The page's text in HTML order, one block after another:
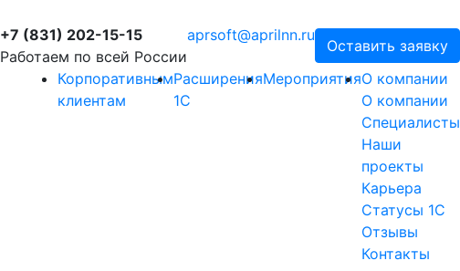
+7 (831) 202-15-15
Работаем по всей России
aprsoft@aprilnn.ru
Оставить заявку
Корпоративным
клиентам
Расширения
1С
МероприятияО компании
О компании
Специалисты
Наши
проекты
Карьера
Статусы 1С
Отзывы
Контакты